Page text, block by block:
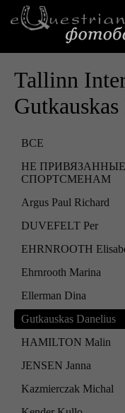
Tallinn
ВСЕ
НЕ
СПОРТСМЕНАМ
Argus Paul Richard
DUVEFELT Per
EHRNROOTH
Ehrnrooth Marina
Ellerman Dina
Gutkauskas Danelius
HAMILTON Malin
JENSEN Janna
Kazmierczak Michal